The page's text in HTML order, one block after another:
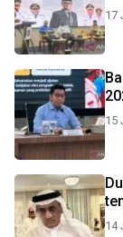
17
15
14